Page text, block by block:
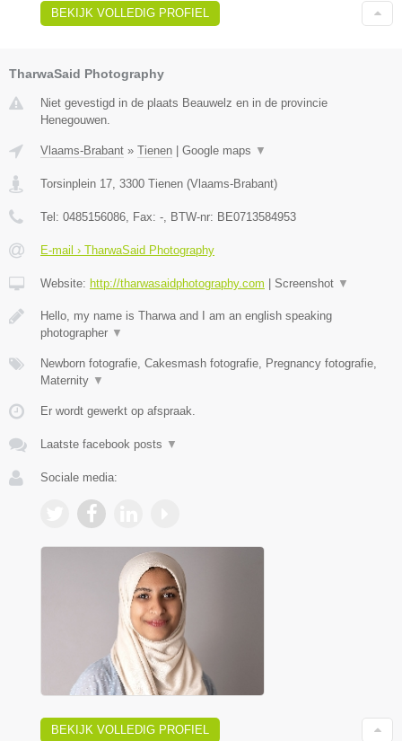
BEKIJK VOLLEDIG PROFIEL
TharwaSaid Photography
Niet gevestigd in de plaats Beauwelz en in de provincie
Henegouwen.
Vlaams-Brabant » Tienen Google maps ▼
Torsinplein 17, 3300 Tienen (Vlaams-Brabant)
Tel: 0485156086, Fax: -, BTW-nr: BE0713584953
E-mail › TharwaSaid Photography
Website: http://tharwasaidphotography.com Screenshot ▼
Hello, my name is Tharwa and I am an english speaking
photographer ▼
Newborn fotografie, Cakesmash fotografie, Pregnancy fotografie,
Maternity ▼
Er wordt gewerkt op afspraak.
Laatste facebook posts ▼
Sociale media:
BEKIJK VOLLEDIG PROFIEL